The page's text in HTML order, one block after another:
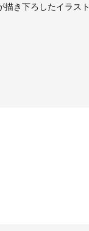
き下ろしたイラス